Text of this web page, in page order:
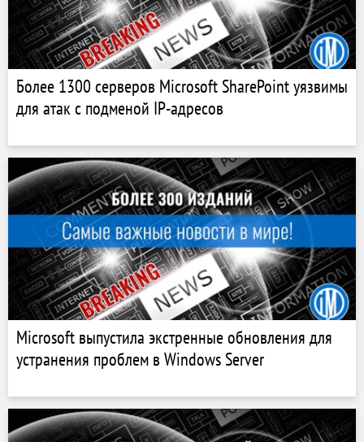
Более 1300 серверов Microsoft SharePoint уязвимы
для атак с подменой IP-адресов
Microsoft выпустила экстренные обновления для
устранения проблем в Windows Server